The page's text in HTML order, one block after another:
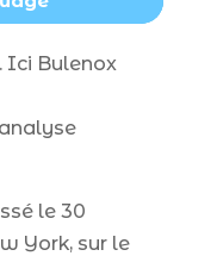
Ici Bulenox
le 30
York, sur le